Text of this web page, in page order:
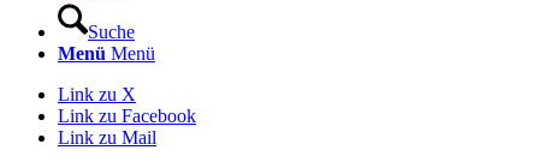
Suche
Menü Menü
Link zu X
Link zu Facebook
Link zu Mail